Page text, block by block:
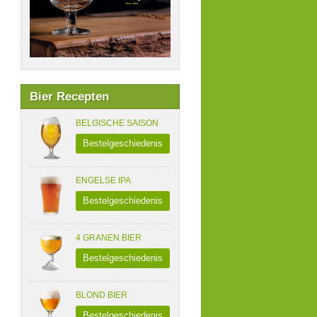
Bier Recepten
BELGISCHE SAISON
Bestelgeschiedenis
ENGELSE IPA
Bestelgeschiedenis
4 GRANEN BIER
Bestelgeschiedenis
BLOND BIER